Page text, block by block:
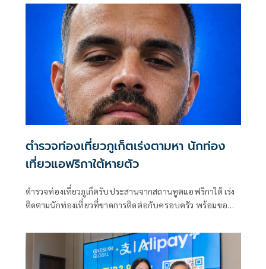
ประสานสถานทูตแจ้งครอบครัวแล้ว
ตำรวจท่องเที่ยวภูเก็ตเร่งตามหา นักท่อง
เที่ยวแอฟริกาใต้หายตัว
ตำรวจท่องเที่ยวภูเก็ตรับประสานจากสถานทูตแอฟริกาใต้ เร่ง
ติดตามนักท่องเที่ยวที่ขาดการติดต่อกับครอบครัว พร้อมขอ